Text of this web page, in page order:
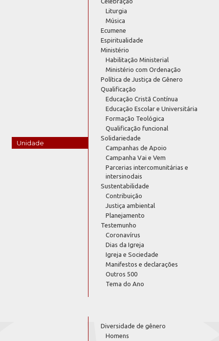
Unidade
Liturgia
Música
Ecumene
Espiritualidade
Ministério
Habilitação Ministerial
Ministério com Ordenação
Política de Justiça de Gênero
Qualificação
Educação Cristã Contínua
Educação Escolar e Universitária
Formação Teológica
Qualificação funcional
Solidariedade
Campanhas de Apoio
Campanha Vai e Vem
Parcerias intercomunitárias e
intersinodais
Sustentabilidade
Contribuição
Justiça ambiental
Planejamento
Testemunho
Coronavírus
Dias da Igreja
Igreja e Sociedade
Manifestos e declarações
Outros 500
Tema do Ano
Diversidade de gênero
Homens